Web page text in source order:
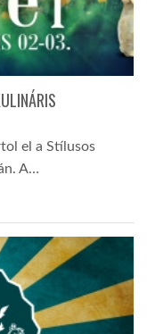
el a Stílusos
A…